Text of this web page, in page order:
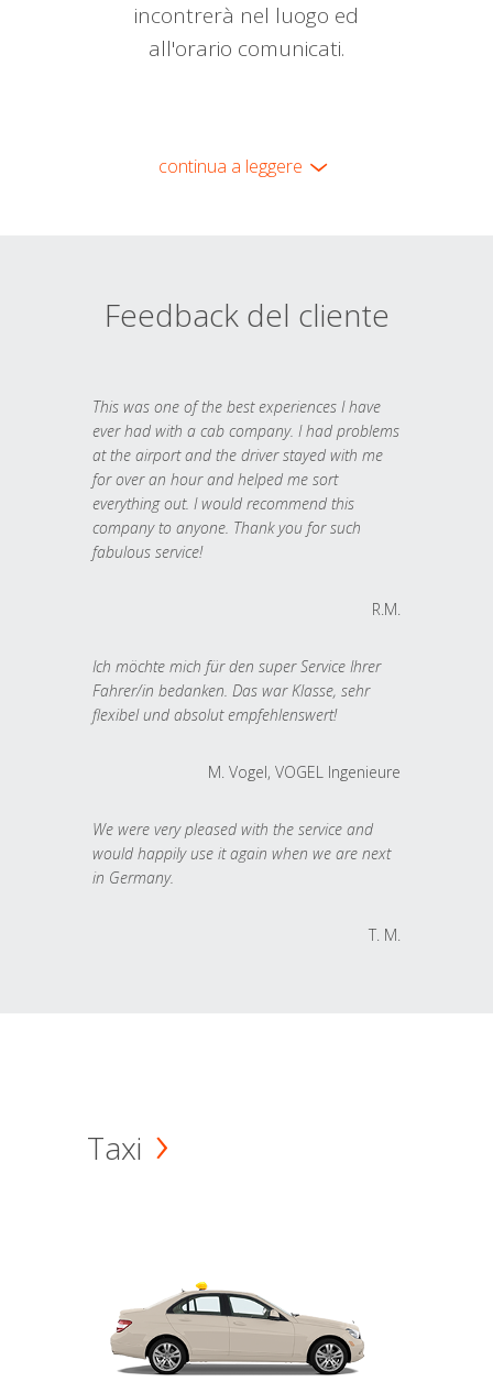
incontrerà nel luogo ed
all'orario comunicati.
continua a leggere
Feedback del cliente
This was one of the best experiences I have
ever had with a cab company. I had problems
at the airport and the driver stayed with me
for over an hour and helped me sort
everything out. I would recommend this
company to anyone. Thank you for such
fabulous service!
R.M.
Ich möchte mich für den super Service Ihrer
Fahrer/in bedanken. Das war Klasse, sehr
flexibel und absolut empfehlenswert!
M. Vogel, VOGEL Ingenieure
We were very pleased with the service and
would happily use it again when we are next
in Germany.
T. M.
Taxi